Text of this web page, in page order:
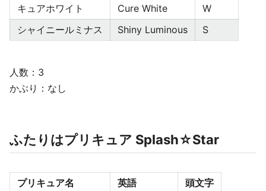
キュアホワイト
Cure White
W
シャイニールミナス
Shiny Luminous S
人数：3
かぶり：なし
ふたりはプリキュア Splash☆Star
プリキュア名 英語
頭文字